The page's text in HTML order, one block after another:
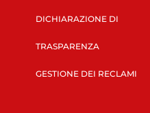
DICHIARAZIONE DI
TRASPARENZA
GESTIONE DEI RECLAMI